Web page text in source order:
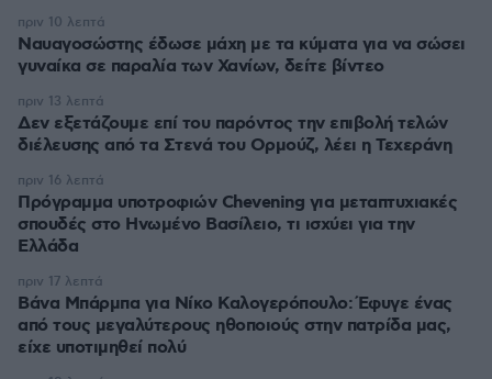
Ναυαγοσώστης έδωσε μάχη με τα κύματα για να σώσει
γυναίκα σε παραλία των Χανίων, δείτε βίντεο
πριν 10 λεπτά
Δεν εξετάζουμε επί του παρόντος την επιβολή τελών
διέλευσης από τα Στενά του Ορμούζ, λέει η Τεχεράνη
πριν 13 λεπτά
Πρόγραμμα υποτροφιών Chevening για μεταπτυχιακές
σπουδές στο Ηνωμένο Βασίλειο, τι ισχύει για την
Ελλάδα
πριν 16 λεπτά
Βάνα Μπάρμπα για Νίκο Καλογερόπουλο: Έφυγε ένας
από τους μεγαλύτερους ηθοποιούς στην πατρίδα μας,
είχε υποτιμηθεί πολύ
πριν 17 λεπτά